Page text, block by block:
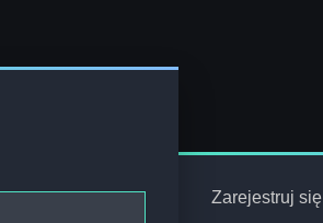
Zarejestruj się